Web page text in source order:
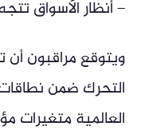
– أنظار الأسواق
ويتوقع مراقبون
التحرك ضمن
العالمية متغيرات